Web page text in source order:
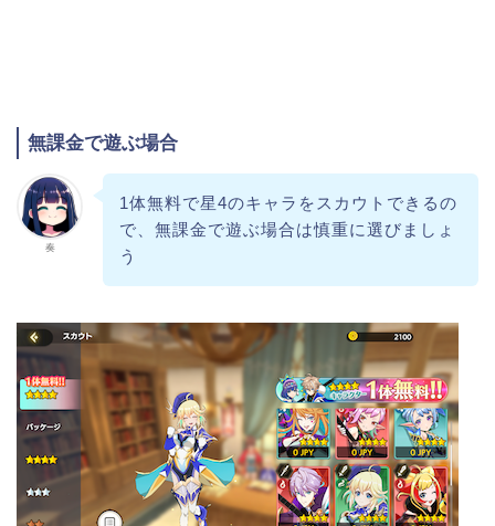
無課金で遊ぶ場合
奏
1体無料で星4のキャラをスカウトできるの
で、無課金で遊ぶ場合は慎重に選びましょ
う